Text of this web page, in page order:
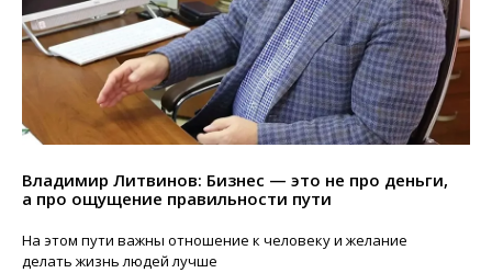
Владимир Литвинов: Бизнес — это не про деньги,
а про ощущение правильности пути
На этом пути важны отношение к человеку и желание
делать жизнь людей лучше